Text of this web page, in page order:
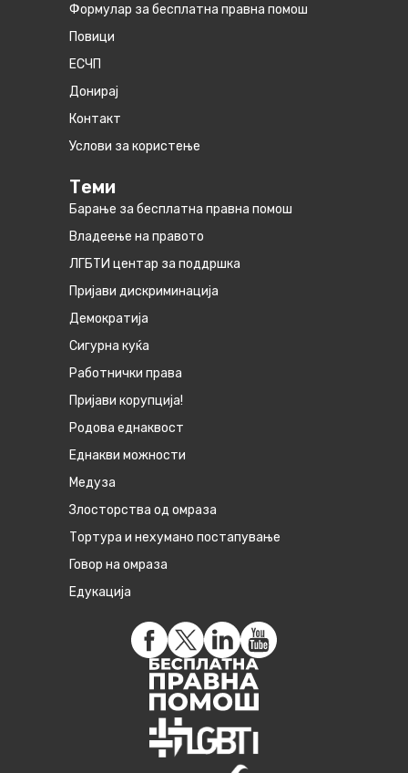
Формулар за бесплатна правна помош
Повици
ЕСЧП
Донирај
Контакт
Услови за користење
Теми
Барање за бесплатна правна помош
Владеење на правото
ЛГБТИ центар за поддршка
Пријави дискриминација
Демократија
Сигурна куќа
Работнички права
Пријави корупција!
Родова еднаквост
Eднакви можности
Медуза
Злосторства од омраза
Тортура и нехумано постапување
Говор на омраза
Едукација